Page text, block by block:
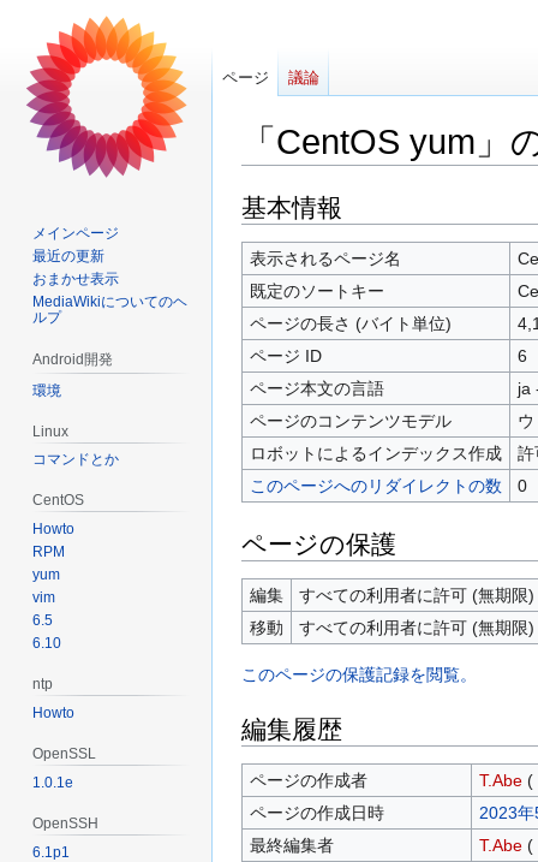
「CentOS yum」
ナ
ビ
ゲ
ー
シ
ョ
ン
に
移
動
検
索
に
移
動
基本情報
表示されるページ名
既定のソートキー
ページの長さ (バイト単位)
ページ ID
6
ページ本文の言語
ja
ページのコンテンツモデル
ロボットによるインデックス作成
許
このページへのリダイレクトの数
0
ページの保護
編集
すべての利用者に許可 (無期限)
移動
すべての利用者に許可 (無期限)
このページの保護記録を閲覧。
編集履歴
ページの作成者 T.Abe (
ページの作成日時
2023
最終編集者
T.Abe (
ページ 議論
メインページ
最近の更新
おまかせ表示
MediaWikiについてのヘ
ルプ
Android開発
環境
Linux
コマンドとか
CentOS
Howto
RPM
yum
vim
6.5
6.10
ntp
Howto
OpenSSL
1.0.1e
OpenSSH
6.1p1